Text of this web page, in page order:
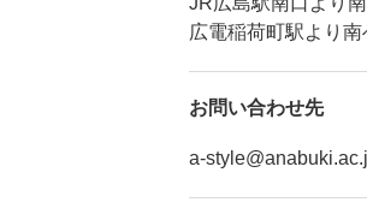
広電稲荷町駅より
お問い合わせ先
a-